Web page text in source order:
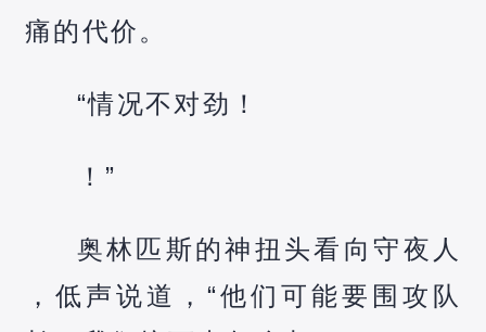
痛的代价。
“情况不对劲！
！”
奥林匹斯的神扭头看向守夜人
，低声说道，“他们可能要围攻队